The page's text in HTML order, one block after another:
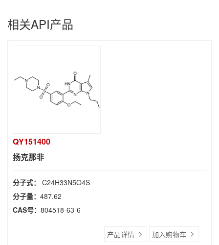
相关API产品
QY151400
扬克那非
分子式： C24H33N5O4S
分子量： 487.62
CAS号： 804518-63-6
产品详情 加入购物车